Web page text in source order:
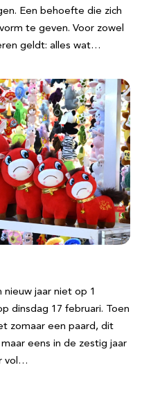
Een behoefte die zich
te geven. Voor zowel
geldt: alles wat…
jaar niet op 1
dinsdag 17 februari. Toen
zomaar een paard, dit
eens in de zestig jaar
vol…